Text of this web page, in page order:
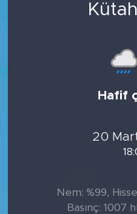
Hafif
20
Nem: %99,
Basınç: 1007